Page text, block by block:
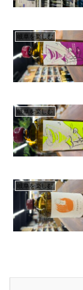
岐阜を楽しむ
岐阜を楽しむ
岐阜を楽しむ